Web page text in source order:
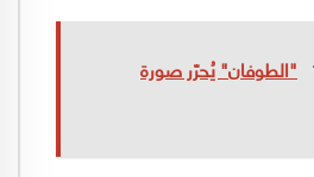
"الطوفان" يُحرّر صورة